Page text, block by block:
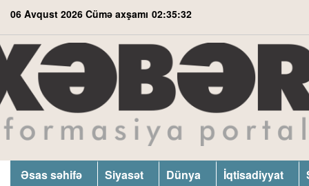
06 Avqust 2026 Cümə axşamı 02:35:33
Əsas səhifə Siyasət Dünya İqtisadiyyat